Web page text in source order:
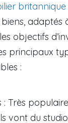
britannique
adaptés
objectifs
principaux
:
Très
vont du